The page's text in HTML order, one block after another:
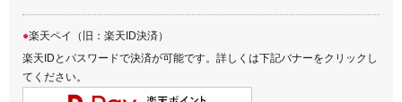
楽天ペイ（旧：楽天ID決済）
楽天IDとパスワードで決済が可能です。詳しくは下記バナーをクリックし
てください。